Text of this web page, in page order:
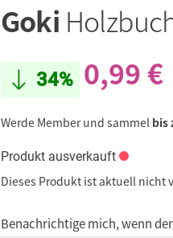
Goki
34% 0,99 €
Werde Member und sammel bis
Produkt ausverkauft
Dieses Produkt ist aktuell nicht
Benachrichtige mich, wenn